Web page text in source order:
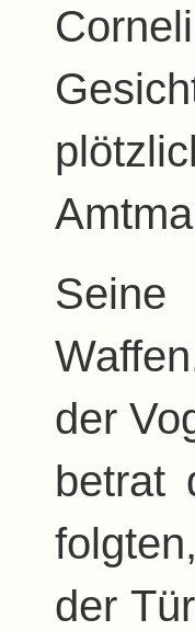
der
betrat
der